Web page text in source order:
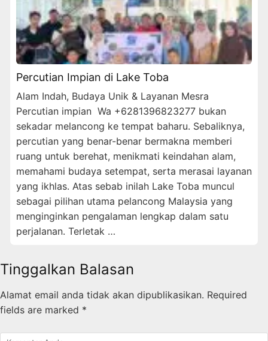
Percutian Impian di Lake Toba
Alam Indah, Budaya Unik & Layanan Mesra
Percutian impian Wa +6281396823277 bukan
sekadar melancong ke tempat baharu. Sebaliknya,
percutian yang benar-benar bermakna memberi
ruang untuk berehat, menikmati keindahan alam,
memahami budaya setempat, serta merasai layanan
yang ikhlas. Atas sebab inilah Lake Toba muncul
sebagai pilihan utama pelancong Malaysia yang
menginginkan pengalaman lengkap dalam satu
perjalanan. Terletak …
Tinggalkan Balasan
Alamat email anda tidak akan dipublikasikan. Required
fields are marked *